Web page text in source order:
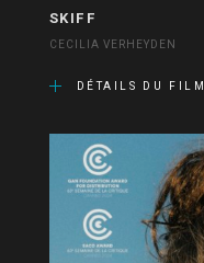
SKIFF
CECILIA VERHEYDEN
DÉTAILS DU FILM